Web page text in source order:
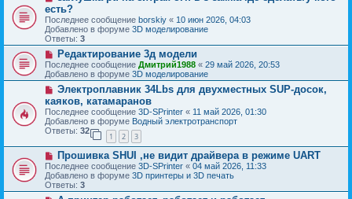
е
о
б
щ
е
н
е
в
о
е
с
о
о
б
щ
е
н
и
е
есть?
Последнее сообщение borskiy « 10 июн 2026, 04:03
Добавлено в форуме 3D моделирование
Ответы: 3
Н
о
в
о
е
с
о
о
б
е
и
е
Редактирование 3д модели
Последнее сообщение Дмитрий1988 « 29 май 2026, 20:53
Добавлено в форуме 3D моделирование
Н
в
о
е
с
о
б
щ
е
н
Электроплавник 34Lbs для двухместных SUP-досок,
каяков, катамаранов
Последнее сообщение 3D-SPrinter « 11 май 2026, 01:30
Добавлено в форуме Водный электротранспорт
Ответы: 32
1 2 3
Н
о
в
о
е
Прошивка SHUI ,не видит драйвера в режиме UART
Последнее сообщение 3D-SPrinter « 04 май 2026, 11:33
Добавлено в форуме 3D принтеры и 3D печать
Ответы: 3